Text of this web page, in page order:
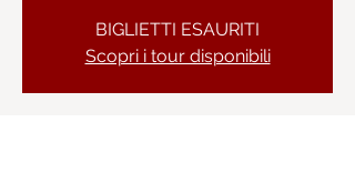
BIGLIETTI ESAURITI
Scopri i tour disponibili